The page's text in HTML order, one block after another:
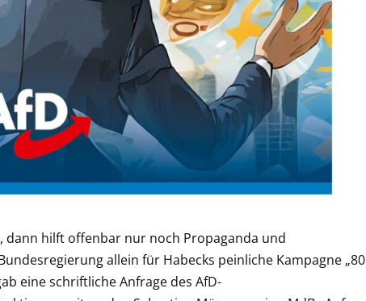
hilft offenbar nur noch Propaganda und
allein für Habecks peinliche Kampagne „80
eine schriftliche Anfrage des AfD-